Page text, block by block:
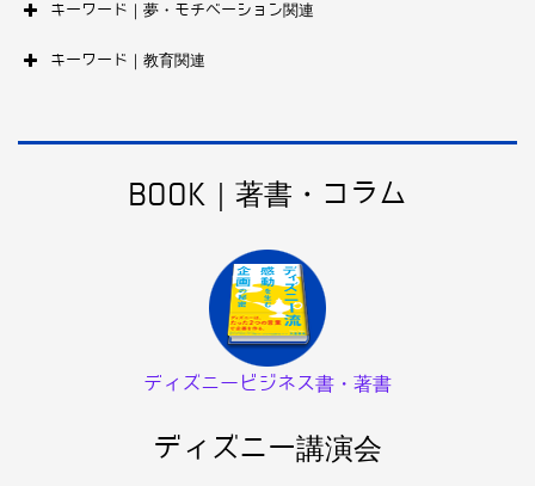
キーワード｜夢・モチベーション関連
キーワード｜教育関連
BOOK｜著書・コラム
ディズニービジネス書・著書
ディズニー講演会